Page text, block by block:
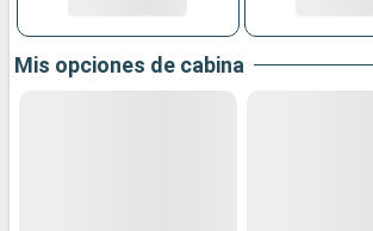
Mis opciones de cabina